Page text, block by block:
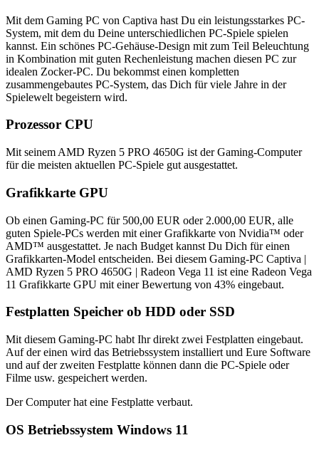
Mit dem Gaming PC von Captiva hast Du ein leistungsstarkes PC-
System, mit dem du Deine unterschiedlichen PC-Spiele spielen
kannst. Ein schönes PC-Gehäuse-Design mit zum Teil Beleuchtung
in Kombination mit guten Rechenleistung machen diesen PC zur
idealen Zocker-PC. Du bekommst einen kompletten
zusammengebautes PC-System, das Dich für viele Jahre in der
Spielewelt begeistern wird.
Prozessor CPU
Mit seinem AMD Ryzen 5 PRO 4650G ist der Gaming-Computer
für die meisten aktuellen PC-Spiele gut ausgestattet.
Grafikkarte GPU
Ob einen Gaming-PC für 500,00 EUR oder 2.000,00 EUR, alle
guten Spiele-PCs werden mit einer Grafikkarte von Nvidia™ oder
AMD™ ausgestattet. Je nach Budget kannst Du Dich für einen
Grafikkarten-Model entscheiden. Bei diesem Gaming-PC Captiva |
AMD Ryzen 5 PRO 4650G | Radeon Vega 11 ist eine Radeon Vega
11 Grafikkarte GPU mit einer Bewertung von 43% eingebaut.
Festplatten Speicher ob HDD oder SSD
Mit diesem Gaming-PC habt Ihr direkt zwei Festplatten eingebaut.
Auf der einen wird das Betriebssystem installiert und Eure Software
und auf der zweiten Festplatte können dann die PC-Spiele oder
Filme usw. gespeichert werden.
Der Computer hat eine Festplatte verbaut.
OS Betriebssystem Windows 11